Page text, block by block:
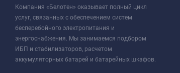
Компания «Белотен» оказывает полный цикл
услуг, связанных с обеспечением систем
бесперебойного электропитания и
энергоснабжения. Мы занимаемся подбором
ИБП и стабилизаторов, расчетом
аккумуляторных батарей и батарейных шкафов.